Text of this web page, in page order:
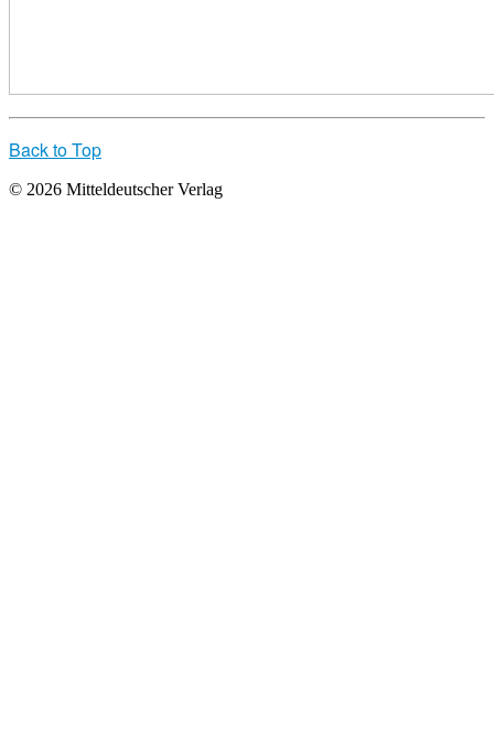
Back to Top
© 2026 Mitteldeutscher Verlag